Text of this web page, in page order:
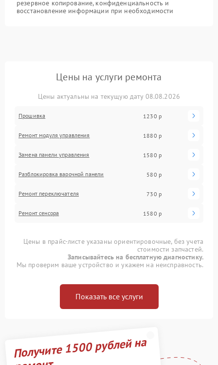
резервное копирование, конфиденциальность и
восстановление информации при необходимости
Цены на услуги ремонта
Цены актуальны на текущую дату 08.08.2026
Прошивка 1230 р
Ремонт модуля управления 1880 р
Замена панели управления 1580 р
Разблокировка варочной панели 580 р
Ремонт переключателя 730 р
Ремонт сенсора 1580 р
Цены в прайс-листе указаны ориентировочные, без учета
стоимости запчастей.
Записывайтесь на бесплатную диагностику.
Мы проверим ваше устройство и укажем на неисправность.
Показать все услуги
Получите 1500 рублей на